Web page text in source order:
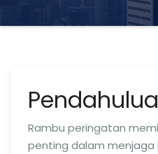
Rambu peringatan
penting dalam